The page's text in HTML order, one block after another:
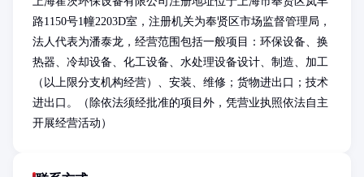
路1150号1幢2203D室，注册机关为奉贤区市场监督管理局，
法人代表为潘泰龙，经营范围包括一般项目：环保设备、换
热器、冷却设备、化工设备、水处理设备设计、制造、加工
（以上限分支机构经营）、安装、维修；货物进出口；技术
进出口。（除依法须经批准的项目外，凭营业执照依法自主
开展经营活动）